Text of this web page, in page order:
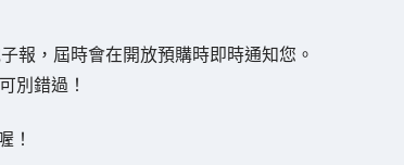
報，屆時會在開放預購時即時通知您。
別錯過！
！